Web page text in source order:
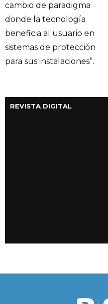
cambio de paradigma
donde la tecnología
beneficia al usuario en
sistemas de protección
para sus instalaciones”.
REVISTA DIGITAL